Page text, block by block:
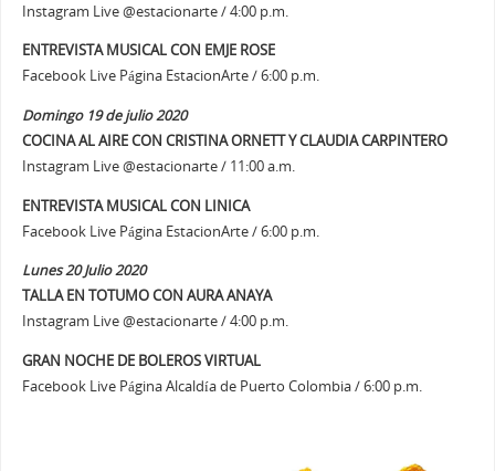
Instagram Live @estacionarte / 4:00 p.m.
ENTREVISTA MUSICAL CON EMJE ROSE
Facebook Live Página EstacionArte / 6:00 p.m.
Domingo 19 de julio 2020
COCINA AL AIRE CON CRISTINA ORNETT Y CLAUDIA CARPINTERO
Instagram Live @estacionarte / 11:00 a.m.
ENTREVISTA MUSICAL CON LINICA
Facebook Live Página EstacionArte / 6:00 p.m.
Lunes 20 Julio 2020
TALLA EN TOTUMO CON AURA ANAYA
Instagram Live @estacionarte / 4:00 p.m.
GRAN NOCHE DE BOLEROS VIRTUAL
Facebook Live Página Alcaldía de Puerto Colombia / 6:00 p.m.